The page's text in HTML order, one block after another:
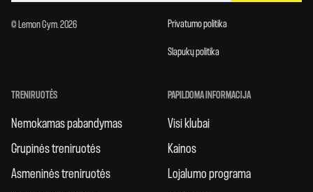
© Lemon Gym. 2026 Privatumo politika
Slapukų politika
TRENIRUOTĖS
Nemokamas pabandymas
Grupinės treniruotės
Asmeninės treniruotės
PAPILDOMA INFORMACIJA
Visi klubai
Kainos
Lojalumo programa